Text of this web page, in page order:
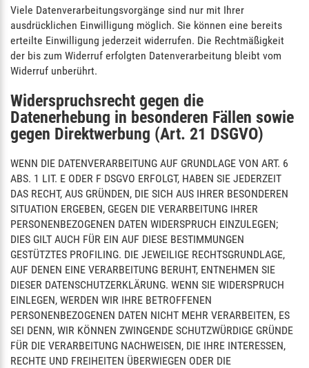
Viele Datenverarbeitungsvorgänge sind nur mit Ihrer
ausdrücklichen Einwilligung möglich. Sie können eine bereits
erteilte Einwilligung jederzeit widerrufen. Die Rechtmäßigkeit
der bis zum Widerruf erfolgten Datenverarbeitung bleibt vom
Widerruf unberührt.
Widerspruchsrecht gegen die
Datenerhebung in besonderen Fällen sowie
gegen Direktwerbung (Art. 21 DSGVO)
WENN DIE DATENVERARBEITUNG AUF GRUNDLAGE VON ART. 6
ABS. 1 LIT. E ODER F DSGVO ERFOLGT, HABEN SIE JEDERZEIT
DAS RECHT, AUS GRÜNDEN, DIE SICH AUS IHRER BESONDEREN
SITUATION ERGEBEN, GEGEN DIE VERARBEITUNG IHRER
PERSONENBEZOGENEN DATEN WIDERSPRUCH EINZULEGEN;
DIES GILT AUCH FÜR EIN AUF DIESE BESTIMMUNGEN
GESTÜTZTES PROFILING. DIE JEWEILIGE RECHTSGRUNDLAGE,
AUF DENEN EINE VERARBEITUNG BERUHT, ENTNEHMEN SIE
DIESER DATENSCHUTZERKLÄRUNG. WENN SIE WIDERSPRUCH
EINLEGEN, WERDEN WIR IHRE BETROFFENEN
PERSONENBEZOGENEN DATEN NICHT MEHR VERARBEITEN, ES
SEI DENN, WIR KÖNNEN ZWINGENDE SCHUTZWÜRDIGE GRÜNDE
FÜR DIE VERARBEITUNG NACHWEISEN, DIE IHRE INTERESSEN,
RECHTE UND FREIHEITEN ÜBERWIEGEN ODER DIE